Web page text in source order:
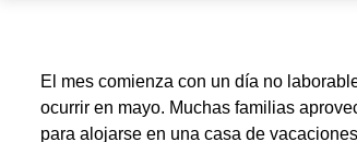
El mes comienza con un día no
ocurrir en mayo. Muchas familias
para alojarse en una casa de